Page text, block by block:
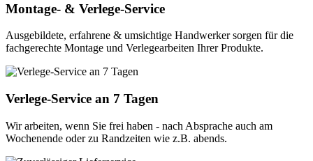
Montage- & Verlege-Service
Ausgebildete, erfahrene & umsichtige Handwerker sorgen für die
fachgerechte Montage und Verlegearbeiten Ihrer Produkte.
Verlege-Service an 7 Tagen
Wir arbeiten, wenn Sie frei haben - nach Absprache auch am
Wochenende oder zu Randzeiten wie z.B. abends.